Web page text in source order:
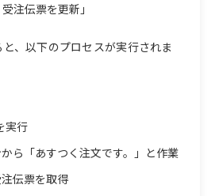
受注伝票を更新」
、以下のプロセスが実行されま
実行
ら「あすつく注文です。」と作業
伝票を取得